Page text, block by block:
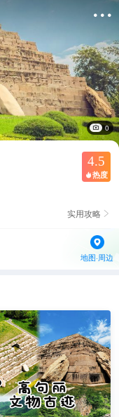

0
4.5
 热度
实用攻略 
地图·周边